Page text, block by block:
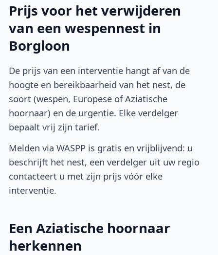
Prijs voor het verwijderen
van een wespennest in
Borgloon
De prijs van een interventie hangt af van de
hoogte en bereikbaarheid van het nest, de
soort (wespen, Europese of Aziatische
hoornaar) en de urgentie. Elke verdelger
bepaalt vrij zijn tarief.
Melden via WASPP is gratis en vrijblijvend: u
beschrijft het nest, een verdelger uit uw regio
contacteert u met zijn prijs vóór elke
interventie.
Een Aziatische hoornaar
herkennen